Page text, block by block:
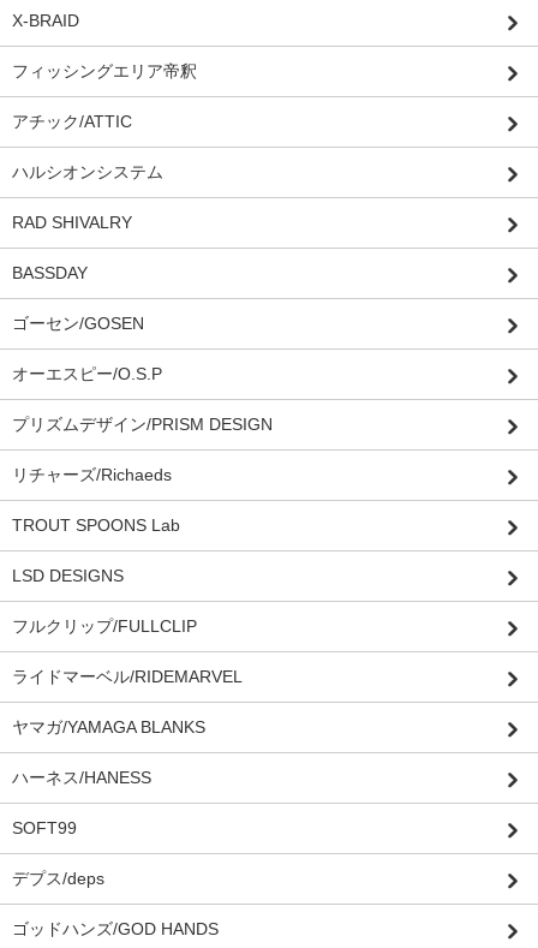
X-BRAID
フィッシングエリア帝釈
アチック/ATTIC
ハルシオンシステム
RAD SHIVALRY
BASSDAY
ゴーセン/GOSEN
オーエスピー/O.S.P
プリズムデザイン/PRISM DESIGN
リチャーズ/Richaeds
TROUT SPOONS Lab
LSD DESIGNS
フルクリップ/FULLCLIP
ライドマーベル/RIDEMARVEL
ヤマガ/YAMAGA BLANKS
ハーネス/HANESS
SOFT99
デプス/deps
ゴッドハンズ/GOD HANDS